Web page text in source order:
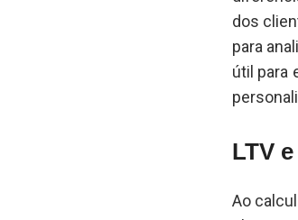
dos
para
útil para
LTV
Ao